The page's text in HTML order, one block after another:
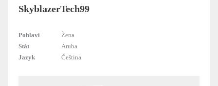
SkyblazerTech99
Pohlaví
Žena
Stát
Aruba
Jazyk
Čeština